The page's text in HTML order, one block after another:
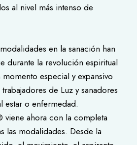
al nivel más intenso de
en la sanación han
durante la revolución espiritual
especial y expansivo
de Luz y sanadores
o enfermedad.
viene ahora con la completa
las modalidades. Desde la